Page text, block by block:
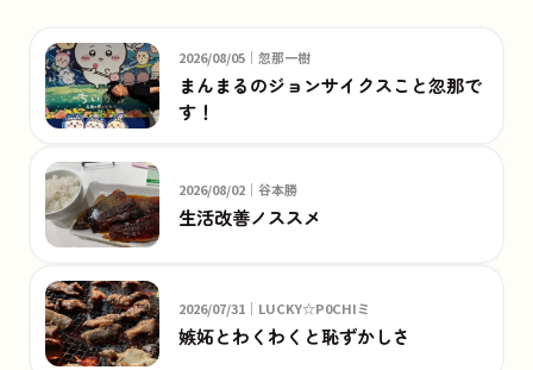
2026/08/05｜忽那一樹
まんまるのジョンサイクスこと忽那で
す！
2026/08/02｜谷本勝
生活改善ノススメ
2026/07/31｜LUCKY☆P0CHIミ
嫉妬とわくわくと恥ずかしさ